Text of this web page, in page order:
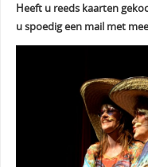
Heeft u reeds kaarten
u spoedig een mail met